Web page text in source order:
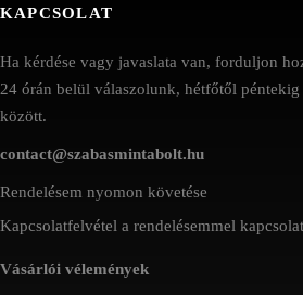
KAPCSOLAT
Ha kérdése vagy javaslata van, forduljon
24 órán belül válaszolunk, hétfőtől
között.
contact@szabasmintabolt.hu
Rendelésem nyomon követése
Kapcsolatfelvétel a rendelésemmel
Vásárlói vélemények